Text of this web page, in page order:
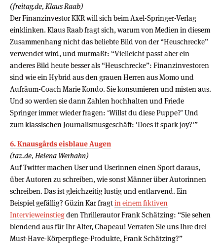
(freitag.de, Klaus Raab)
Der Finanzinvestor KKR will sich beim Axel-Springer-Verlag
einklinken. Klaus Raab fragt sich, warum von Medien in diesem
Zusammenhang nicht das beliebte Bild von der “Heuschrecke”
verwendet wird, und mutmaßt: “Vielleicht passt aber ein
anderes Bild heute besser als “Heuschrecke”: Finanzinvestoren
sind wie ein Hybrid aus den grauen Herren aus Momo und
Aufräum-Coach Marie Kondo. Sie konsumieren und misten aus.
Und so werden sie dann Zahlen hochhalten und Friede
Springer immer wieder fragen: ‘Willst du diese Puppe?’ Und
zum klassischen Journalismusgeschäft: ‘Does it spark joy?'”
6. Knausgårds eisblaue Augen
(taz.de, Helena Werhahn)
Auf Twitter machen User und Userinnen einen Sport daraus,
über Autoren zu schreiben, wie sonst Männer über Autorinnen
schreiben. Das ist gleichzeitig lustig und entlarvend. Ein
Beispiel gefällig? Güzin Kar fragtin einem fiktiven
Intervieweinstiegden Thrillerautor Frank Schätzing: “Sie sehen
blendend aus für Ihr Alter, Chapeau! Verraten Sie uns Ihre drei
Must-Have-Körperpflege-Produkte, Frank Schätzing?”